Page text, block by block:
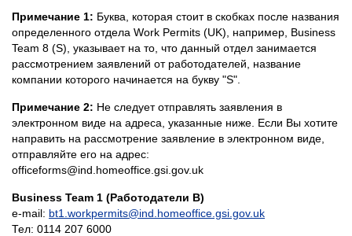
Примечание 1: Буква, которая стоит в скобках после названия
определенного отдела Work Permits (UK), например, Business
Team 8 (S), указывает на то, что данный отдел занимается
рассмотрением заявлений от работодателей, название
компании которого начинается на букву "S".
Примечание 2: Не следует отправлять заявления в
электронном виде на адреса, указанные ниже. Если Вы хотите
направить на рассмотрение заявление в электронном виде,
отправляйте его на адрес:
officeforms@ind.homeoffice.gsi.gov.uk
Business Team 1 (Работодатели B)
e-mail: bt1.workpermits@ind.homeoffice.gsi.gov.uk
Тел: 0114 207 6000